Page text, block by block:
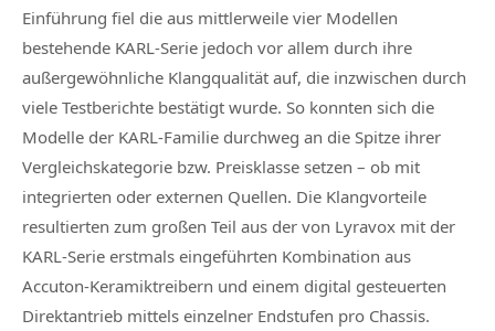
Einführung fiel die aus mittlerweile vier Modellen
bestehende KARL-Serie jedoch vor allem durch ihre
außergewöhnliche Klangqualität auf, die inzwischen durch
viele Testberichte bestätigt wurde. So konnten sich die
Modelle der KARL-Familie durchweg an die Spitze ihrer
Vergleichskategorie bzw. Preisklasse setzen – ob mit
integrierten oder externen Quellen. Die Klangvorteile
resultierten zum großen Teil aus der von Lyravox mit der
KARL-Serie erstmals eingeführten Kombination aus
Accuton-Keramiktreibern und einem digital gesteuerten
Direktantrieb mittels einzelner Endstufen pro Chassis.